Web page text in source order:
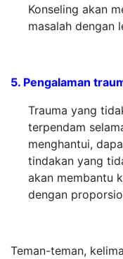
Konseling akan
masalah dengan
5. Pengalaman
Trauma yang
terpendam
menghantui,
tindakan yang
akan membantu
dengan
Teman-teman,